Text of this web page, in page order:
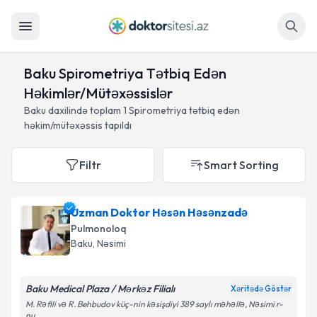
Baku Spirometriya Tətbiq Edən
Həkimlər/Mütəxəssislər
Baku daxilində toplam 1 Spirometriya tətbiq edən
həkim/mütəxəssis tapıldı
Filtr Smart Sorting
Uzman Doktor Həsən Həsənzadə
Pulmonoloq
Baku, Nəsimi
Baku Medical Plaza / Mərkəz Filialı Xəritədə Göstər
M. Rəfili və R. Behbudov küç-nin kəsişdiyi 389 saylı məhəllə, Nəsimi r-